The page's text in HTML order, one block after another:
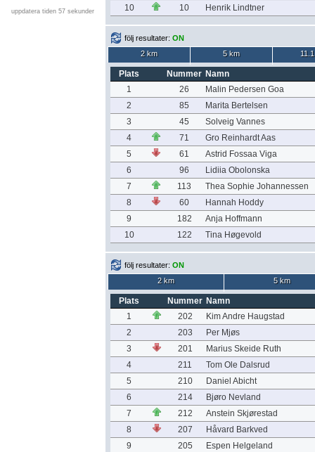
uppdatera tiden 57 sekunder
10
10 Henrik Lindtner
följ resultater: ON
2 km
5 km
Plats Nummer Namn
1
26
Malin Pedersen Goa
2
85
Marita Bertelsen
3
45
Solveig Vannes
4
71
Gro Reinhardt Aas
5
61
Astrid Fossaa Viga
6
96
Lidiia Obolonska
7
113
Thea Sophie Johannessen
8
60
Hannah Hoddy
9
182
Anja Hoffmann
10
122 Tina Høgevold
följ resultater: ON
2 km
5 km
Plats Nummer Namn
1
202
Kim Andre Haugstad
2
203
Per Mjøs
3
201
Marius Skeide Ruth
4
211
Tom Ole Dalsrud
5
210
Daniel Abicht
6
214
Bjøro Nevland
7
212
Anstein Skjørestad
8
207
Håvard Barkved
9
205
Espen Helgeland